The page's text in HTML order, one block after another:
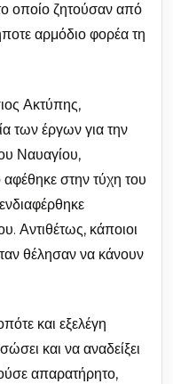
οποίο ζητούσαν από
αρμόδιο φορέα τη
Ακτύπης,
των έργων για την
Ναυαγίου,
αφέθηκε στην τύχη του
Αντιθέτως, κάποιοι
θέλησαν να κάνουν
και εξελέγη
και να αναδείξει
απαρατήρητο,